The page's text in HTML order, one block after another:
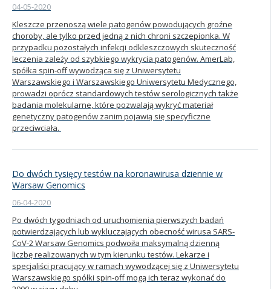
04-05-2020
Kleszcze przenoszą wiele patogenów powodujących groźne
choroby, ale tylko przed jedną z nich chroni szczepionka. W
przypadku pozostałych infekcji odkleszczowych skuteczność
leczenia zależy od szybkiego wykrycia patogenów. AmerLab,
spółka spin-off wywodząca się z Uniwersytetu
Warszawskiego i Warszawskiego Uniwersytetu Medycznego,
prowadzi oprócz standardowych testów serologicznych także
badania molekularne, które pozwalają wykryć materiał
genetyczny patogenów zanim pojawią się specyficzne
przeciwciała.
Do dwóch tysięcy testów na koronawirusa dziennie w
Warsaw Genomics
06-04-2020
Po dwóch tygodniach od uruchomienia pierwszych badań
potwierdzających lub wykluczających obecność wirusa SARS-
CoV-2 Warsaw Genomics podwoiła maksymalną dzienną
liczbę realizowanych w tym kierunku testów. Lekarze i
specjaliści pracujący w ramach wywodzącej się z Uniwersytetu
Warszawskiego spółki spin-off mogą ich teraz wykonać do